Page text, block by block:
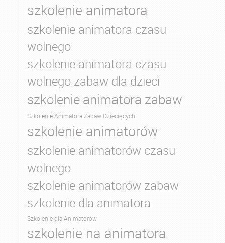
szkolenie animatora
szkolenie animatora czasu
wolnego
szkolenie animatora czasu
wolnego zabaw dla dzieci
szkolenie animatora zabaw
Szkolenie Animatora Zabaw Dziecięcych
szkolenie animatorów
szkolenie animatorów czasu
wolnego
szkolenie animatorów zabaw
szkolenie dla animatora
Szkolenie dla Animatorów
szkolenie na animatora